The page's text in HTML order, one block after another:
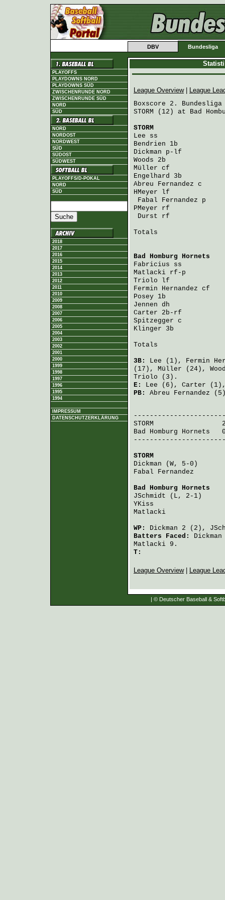
DBV Bundesliga
PLAYOFFS
PLAYDOWNS NORD
PLAYDOWNS SÜD
ZWISCHENRUNDE NORD
ZWISCHENRUNDE SÜD
NORD
SÜD
NORD
NORDOST
NORDWEST
SÜD
SÜDOST
SÜDWEST
PLAYOFFS/D-POKAL
NORD
SÜD
2018
2017
2016
2015
2014
2013
2012
2011
2010
2009
2008
2007
2006
2005
2004
2003
2002
2001
2000
1999
1998
1997
1996
1995
1994
IMPRESSUM
DATENSCHUTZERKLÄRUNG
League Overview|
League
Boxscore 2. Bundesliga
STORM (12) at Bad
STORM
Lee ss
Bendrien 1b
Dickman p-lf
Woods 2b
Müller cf
Engelhard 3b
Abreu Fernandez c
HMeyer lf
Fabal Fernandez p
PMeyer rf
Durst rf
Totals
Bad Homburg Hornets
Fabricius ss
Matlacki rf-p
Triolo lf
Fermin Hernandez cf
Posey 1b
Jennen dh
Carter 2b-rf
Spitzegger c
Klinger 3b
Totals
3B: Lee (1), Fermin
(17), Müller (24),
Triolo (3).
E: Lee (6), Carter
PB: Abreu Fernandez
STORM
Bad Homburg Hornets
STORM
Dickman (W, 5-0)
Fabal Fernandez
Bad Homburg Hornets
JSchmidt (L, 2-1)
YKiss
Matlacki
WP: Dickman 2 (2),
Batters Faced: Dickman
Matlacki 9.
T:
League Overview| League
| © Deutscher Baseball &